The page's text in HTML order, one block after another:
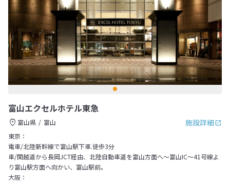
富山エクセルホテル東急
施設詳細
富山県
富山
東京：
電車/北陸新幹線で富山駅下車.徒歩3分
車/関越道から長岡JCT経由、北陸自動車道を富山方面へ～富山IC～41号線よ
り富山駅方面へ向かい、富山駅前。
大阪：